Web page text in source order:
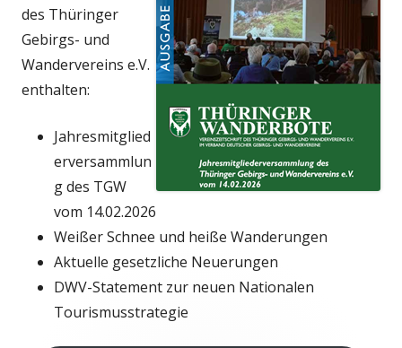
des Thüringer
Gebirgs- und
Wandervereins e.V.
enthalten:
Jahresmitglied
erversammlun
g des TGW
vom 14.02.2026
Weißer Schnee und heiße Wanderungen
Aktuelle gesetzliche Neuerungen
DWV-Statement zur neuen Nationalen
Tourismusstrategie